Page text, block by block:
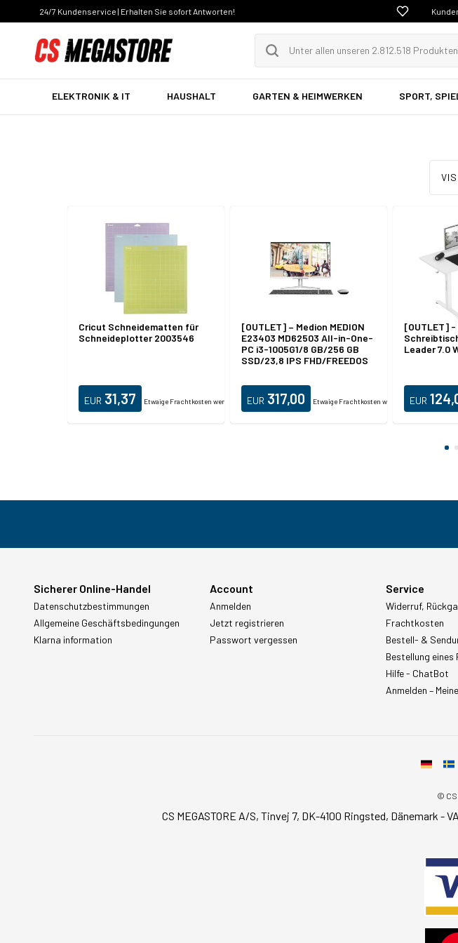
24/7 Kundenservice | Erhalten Sie sofort Antworten!
ELEKTRONIK & IT HAUSHALT GARTEN & HEIMWERKEN SPORT,
Cricut Schneidematten für
Schneideplotter 2003546
EUR 31,37 Etwaige Frachtkosten werden zusätzlich berechnet.
[OUTLET] – Medion MEDION
E23403 MD62503 All-in-One-
PC i3-1005G1/8 GB/256 GB
SSD/23,8 IPS FHD/FREEDOS
EUR 317,00 Etwaige Frachtkosten werden zusätzlich
[OUTLET]
Leader 7.0
EUR
Sicherer Online-Handel
Datenschutzbestimmungen
Allgemeine Geschäftsbedingungen
Klarna information
Account
Anmelden
Jetzt registrieren
Passwort vergessen
Service
Widerruf,
Frachtkosten
Bestell- &
Bestellung eines
Hilfe - ChatBot
Anmelden –
© CS
CS MEGASTORE A/S, Tinvej 7, DK-4100 Ringsted, Dänemark -